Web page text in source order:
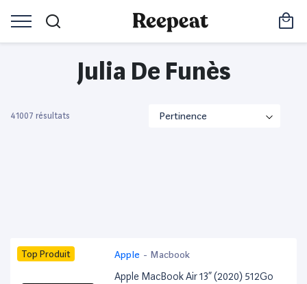
Julia De Funès
41007 résultats
Top Produit Apple - Macbook
Apple MacBook Air 13” (2020) 512Go